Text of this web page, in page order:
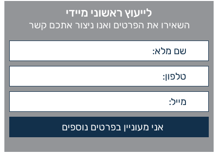
לייעוץ ראשוני מיידי
השאירו את הפרטים ואנו ניצור אתכם קשר